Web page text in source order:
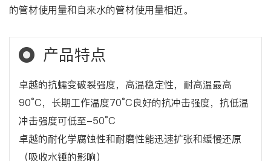
的管材使用量和自来水的管材使用量相近。
产品特点
卓越的抗蠕变破裂强度，高温稳定性，耐高温最高
90°C，长期工作温度70°C良好的抗冲击强度，抗低温
冲击强度可低至-50°C
卓越的耐化学腐蚀性和耐磨性能迅速扩张和缓慢还原
（吸收水锤的影响）